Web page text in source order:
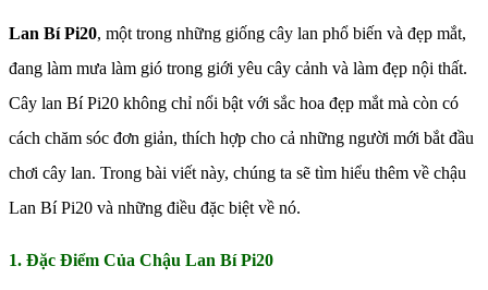
Lan Bí Pi20, một trong những giống cây lan phổ biến và đẹp mắt,
đang làm mưa làm gió trong giới yêu cây cảnh và làm đẹp nội thất.
Cây lan Bí Pi20 không chỉ nổi bật với sắc hoa đẹp mắt mà còn có
cách chăm sóc đơn giản, thích hợp cho cả những người mới bắt đầu
chơi cây lan. Trong bài viết này, chúng ta sẽ tìm hiểu thêm về chậu
Lan Bí Pi20 và những điều đặc biệt về nó.
1. Đặc Điểm Của Chậu Lan Bí Pi20